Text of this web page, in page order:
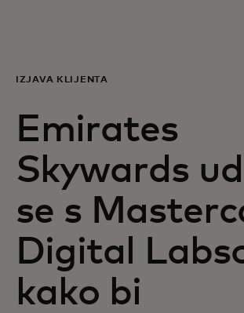
Za poslovanje
Za svijet
Za inovatore
Novosti i trendovi
IZJAVA KLIJENTA
Emirates
Skywards
se s
Digital
kako bi